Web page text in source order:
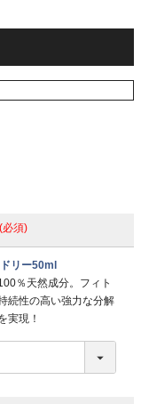
(必須)
リー50ml
％天然成分。フィト
続性の高い強力な分解
実現！